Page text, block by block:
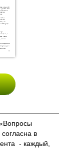
в
- каждый,